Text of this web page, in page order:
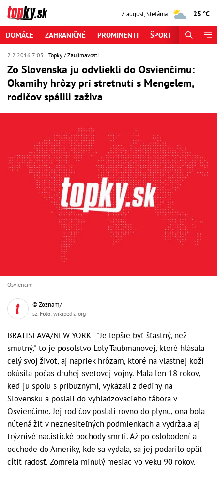
7. august,Štefánia 25 °C
DOMÁCE ZAHRANIČNÉ PROMINENTI ŠPORT
2.2.2016 7:05 Topky Zaujímavosti
Zo Slovenska ju odvliekli do Osvienčimu:
Okamihy hrôzy pri stretnutí s Mengelem,
rodičov spálili zaživa
Osvienčim
© Zoznam/
sz, Foto: wikipedia.org
BRATISLAVA/NEW YORK - "Je lepšie byť šťastný, než
smutný," to je posolstvo Loly Taubmanovej, ktoré hlásala
celý svoj život, aj napriek hrôzam, ktoré na vlastnej koži
okúsila počas druhej svetovej vojny. Mala len 18 rokov,
keď ju spolu s príbuznými, vykázali z dediny na
Slovensku a poslali do vyhladzovacieho tábora v
Osvienčime. Jej rodičov poslali rovno do plynu, ona bola
nútená žiť v neznesiteľných podmienkach a vydržala aj
trýznivé nacistické pochody smrti. Až po oslobodení a
odchode do Ameriky, kde sa vydala, sa jej podarilo opäť
cítiť radosť. Zomrela minulý mesiac vo veku 90 rokov.